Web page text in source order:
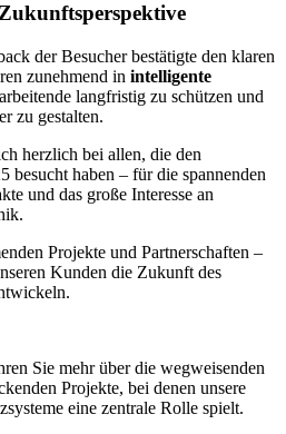
der Besucher bestätigte den klaren
zunehmend in intelligente
langfristig zu schützen und
zu gestalten.
herzlich bei allen, die den
besucht haben – für die spannenden
und das große Interesse an
Projekte und Partnerschaften –
Kunden die Zukunft des
Sie mehr über die wegweisenden
Projekte, bei denen unsere
eine zentrale Rolle spielt.